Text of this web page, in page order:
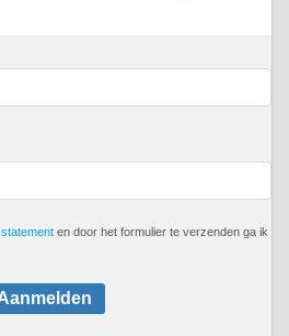
en door het formulier te verzenden ga ik